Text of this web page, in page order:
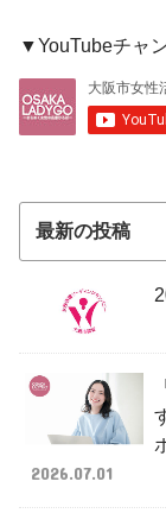
▼YouTubeチャ
最新の投稿
2026.07.01